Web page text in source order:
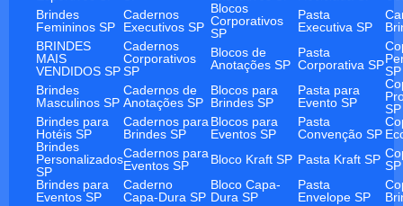
Brindes
Femininos SP
Cadernos
Executivos SP
Blocos
Corporativos
SP
Pasta
Executiva SP
BRINDES
MAIS
VENDIDOS SP
Cadernos
Corporativos
SP
Blocos de
Anotações SP
Pasta
Corporativa SPSP
Brindes
Masculinos SP
Cadernos de
Anotações SP
Blocos para
Brindes SP
Pasta para
Evento SP
SP
Brindes para
Hotéis SP
Cadernos para
Brindes SP
Blocos para
Eventos SP
Pasta
Convenção SP
Brindes
Personalizados
SP
Cadernos para
Eventos SP
Bloco Kraft SP Pasta Kraft SP SP
Brindes para
Eventos SP
Caderno
Capa-Dura SP
Bloco Capa-
Dura SP
Pasta
Envelope SP